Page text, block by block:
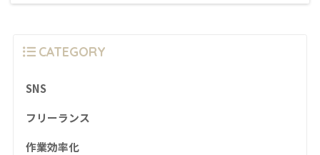
CATEGORY
SNS
フリーランス
作業効率化